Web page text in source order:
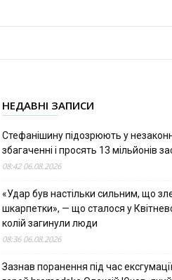
НЕДАВНІ ЗАПИСИ
Стефанішину підозрюють у
збагаченні і просять 13 мільйонів
08:42 06.08.2026
«Удар був настільки сильним, що
шкарпетки», — що сталося у
колій загинули люди
08:36 06.08.2026
Зазнав поранення під час